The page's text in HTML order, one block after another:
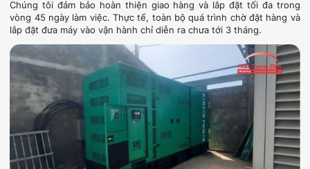
Chúng tôi đảm bảo hoàn thiện giao hàng và lắp đặt tối đa trong
vòng 45 ngày làm việc. Thực tế, toàn bộ quá trình chờ đặt hàng và
lắp đặt đưa máy vào vận hành chỉ diễn ra chưa tới 3 tháng.